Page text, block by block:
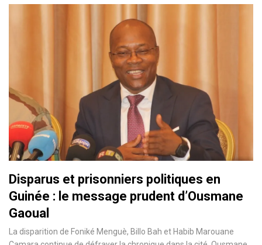
Disparus et prisonniers politiques en
Guinée : le message prudent d’Ousmane
Gaoual
La disparition de Foniké Menguè, Billo Bah et Habib Marouane